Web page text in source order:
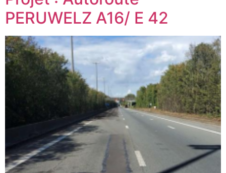
PERUWELZ A16/ E 42